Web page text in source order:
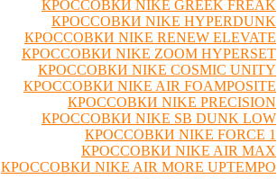
КРОССОВКИ NIKE GREEK FREAK
КРОССОВКИ NIKE HYPERDUNK
КРОССОВКИ NIKE RENEW ELEVATE
КРОССОВКИ NIKE ZOOM HYPERSET
КРОССОВКИ NIKE COSMIC UNITY
КРОССОВКИ NIKE AIR FOAMPOSITE
КРОССОВКИ NIKE PRECISION
КРОССОВКИ NIKE SB DUNK LOW
КРОССОВКИ NIKE FORCE 1
КРОССОВКИ NIKE AIR MAX
КРОССОВКИ NIKE AIR MORE UPTEMPO